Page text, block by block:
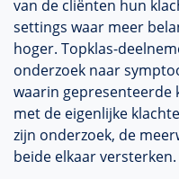
van de cliënten hun
settings waar meer
hoger. Topklas-
onderzoek naar
waarin gepresenteerde
met de eigenlijke
zijn onderzoek, de
beide elkaar versterken.